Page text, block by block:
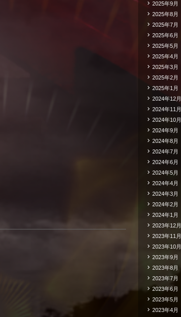
2025年9月
2025年8月
2025年7月
2025年6月
2025年5月
2025年4月
2025年3月
2025年2月
2025年1月
2024年12月
2024年11月
2024年10月
2024年9月
2024年8月
2024年7月
2024年6月
2024年5月
2024年4月
2024年3月
2024年2月
2024年1月
2023年12月
2023年11月
2023年10月
2023年9月
2023年8月
2023年7月
2023年6月
2023年5月
2023年4月